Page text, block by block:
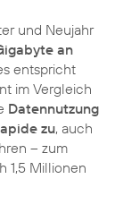
und Neujahr
an
entspricht
im Vergleich
Datennutzung
zu, auch
– zum
1,5 Millionen